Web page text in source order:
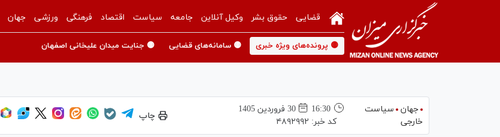
قضایی حقوق بشر وکیل آنلاین جامعه سیاست اقتصاد فرهنگی ورزشی جهان
🟡 پرونده‌های ویژه خبری 🟡 سامانه‌های قضایی 🟡 جنایت میدان علیخانی اصفهان
جهان
سیاست
خارجی
16:30
30 فروردين 1405
کد خبر: ۴۸۹۲۹۹۲
چاپ